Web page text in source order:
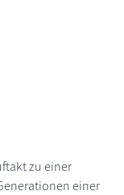
zu einer
einer